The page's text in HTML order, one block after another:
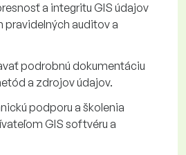
a integritu GIS údajov
auditov a
podrobnú dokumentáciu
a zdrojov údajov.
podporu a školenia
GIS softvéru a